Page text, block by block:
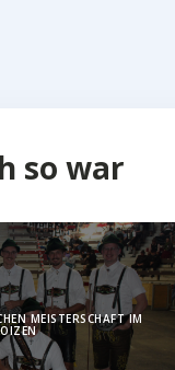
so war
MEISTERSCHAFT IM